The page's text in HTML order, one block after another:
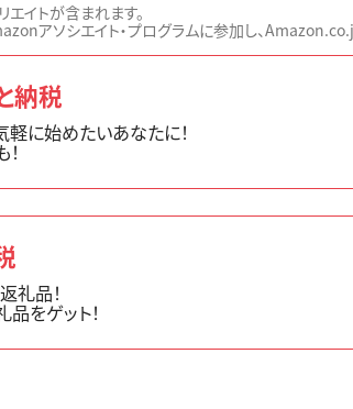
エイトが含まれます。
アソシエイト・プログラムに参加し、
納税
軽に始めたいあなたに！
礼品！
をゲット！